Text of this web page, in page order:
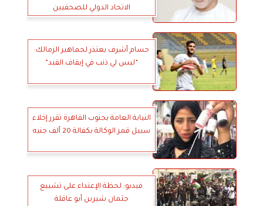
الاتحاد الدولي للصحفيين
حسام أشرف يعتذر لجماهير الزمالك:
”ليس لي ذنب في إيقاف القيد”
النيابة العامة بجنوب القاهرة تقرر إخلاء
سبيل قمر الوكالة بكفالة 20 ألف جنيه
فيديو: لحظة الإعتداء على تشييع
جثمان شيرين أبو عاقلة